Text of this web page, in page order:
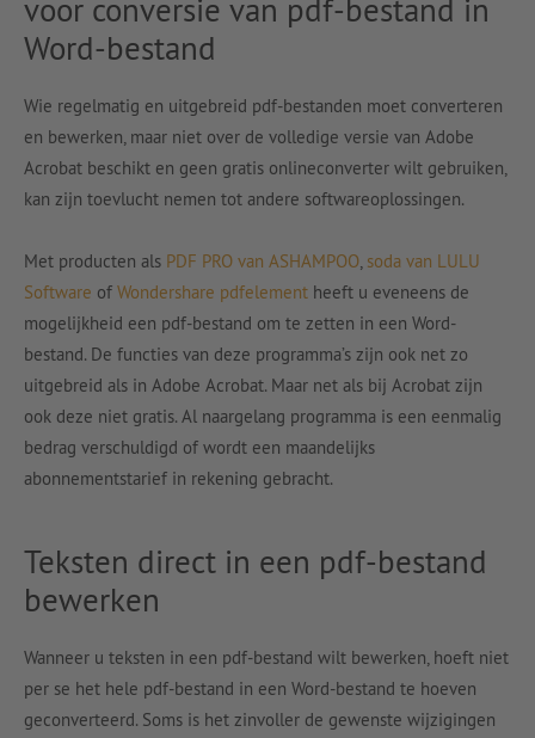
voor conversie van pdf-bestand in
Word-bestand
Wie regelmatig en uitgebreid pdf-bestanden moet converteren
en bewerken, maar niet over de volledige versie van Adobe
Acrobat beschikt en geen gratis onlineconverter wilt gebruiken,
kan zijn toevlucht nemen tot andere softwareoplossingen.
Met producten als PDF PRO van ASHAMPOO, soda van LULU
Software of Wondershare pdfelement heeft u eveneens de
mogelijkheid een pdf-bestand om te zetten in een Word-
bestand. De functies van deze programma’s zijn ook net zo
uitgebreid als in Adobe Acrobat. Maar net als bij Acrobat zijn
ook deze niet gratis. Al naargelang programma is een eenmalig
bedrag verschuldigd of wordt een maandelijks
abonnementstarief in rekening gebracht.
Teksten direct in een pdf-bestand
bewerken
Wanneer u teksten in een pdf-bestand wilt bewerken, hoeft niet
per se het hele pdf-bestand in een Word-bestand te hoeven
geconverteerd. Soms is het zinvoller de gewenste wijzigingen